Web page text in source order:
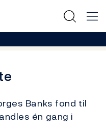
Banks fond til
én gang i